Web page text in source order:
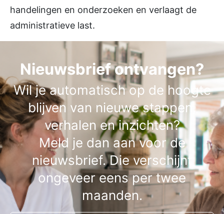
handelingen en onderzoeken en verlaagt de
administratieve last.
Nieuwsbrief ontvangen?
Wil je automatisch op de hoogte
blijven van nieuwe stappen,
verhalen en inzichten?
Meld je dan aan voor de
nieuwsbrief. Die verschijnt
ongeveer eens per twee
maanden.